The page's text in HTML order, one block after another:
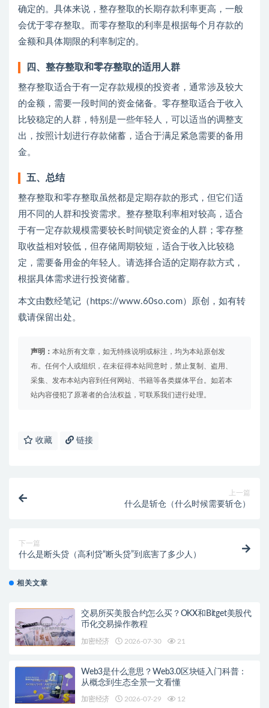
确定的。具体来说，整存整取的长期存款利率更高，一般
会优于零存整取。而零存整取的利率是根据每个月存款的
金额和具体期限的利率制定的。
四、整存整取和零存整取的适用人群
整存整取适合于有一定存款规模的投资者，通常涉及较大
的金额，需要一段时间的资金储备。零存整取适合于收入
比较稳定的人群，特别是一些年轻人，可以适当的调整支
出，按照计划进行存款储蓄，适合于满足紧急需要的备用
金。
五、总结
整存整取和零存整取虽然都是定期存款的形式，但它们适
用不同的人群和投资需求。整存整取利率相对较高，适合
于有一定存款规模需要较长时间锁定资金的人群；零存整
取收益相对较低，但存储周期较短，适合于收入比较稳
定，需要备用金的年轻人。请选择合适的定期存款方式，
根据具体需求进行投资储蓄。
本文由数经笔记（https://www.60so.com）原创，如有转
载请保留出处。
声明： 本站所有文章，如无特殊说明或标注，均为本站原创发
布。任何个人或组织，在未征得本站同意时，禁止复制、盗用、
采集、发布本站内容到任何网站、书籍等各类媒体平台。如若本
站内容侵犯了原著者的合法权益，可联系我们进行处理。
收藏 链接
上一篇
什么是斩仓（什么时候需要斩仓）
下一篇
什么是断头贷（高利贷“断头贷”到底害了多少人）
相关文章
交易所买美股合约怎么买？OKX和Bitget美股代
币化交易操作教程
加密经济 2026-07-30 21
Web3是什么意思？Web3.0区块链入门科普：
从概念到生态全景一文看懂
加密经济 2026-07-29 12